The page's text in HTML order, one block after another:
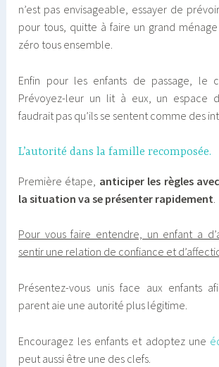
n’est pas envisageable, essayer de
pour tous, quitte à faire un grand
zéro tous ensemble.
Enfin pour les enfants de passage, le
Prévoyez-leur un lit à eux, un espace
faudrait pas qu’ils se sentent comme des
L’autorité dans la famille recomposée.
Première étape, anticiper les règles
la situation va se présenter rapidement
Pour vous faire entendre, un enfant a
sentir une relation de confiance et
Présentez-vous unis face aux enfants
parent aie une autorité plus légitime.
Encouragez les enfants et adoptez une
peut aussi être une des clefs.